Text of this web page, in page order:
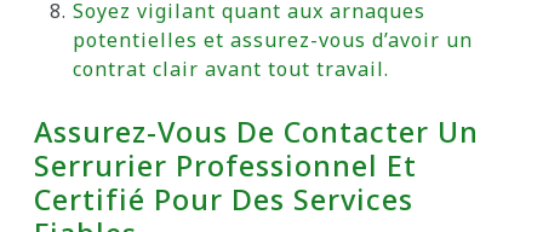
Soyez vigilant quant aux arnaques
potentielles et assurez-vous d’avoir un
contrat clair avant tout travail.
Assurez-Vous De Contacter Un
Serrurier Professionnel Et
Certifié Pour Des Services